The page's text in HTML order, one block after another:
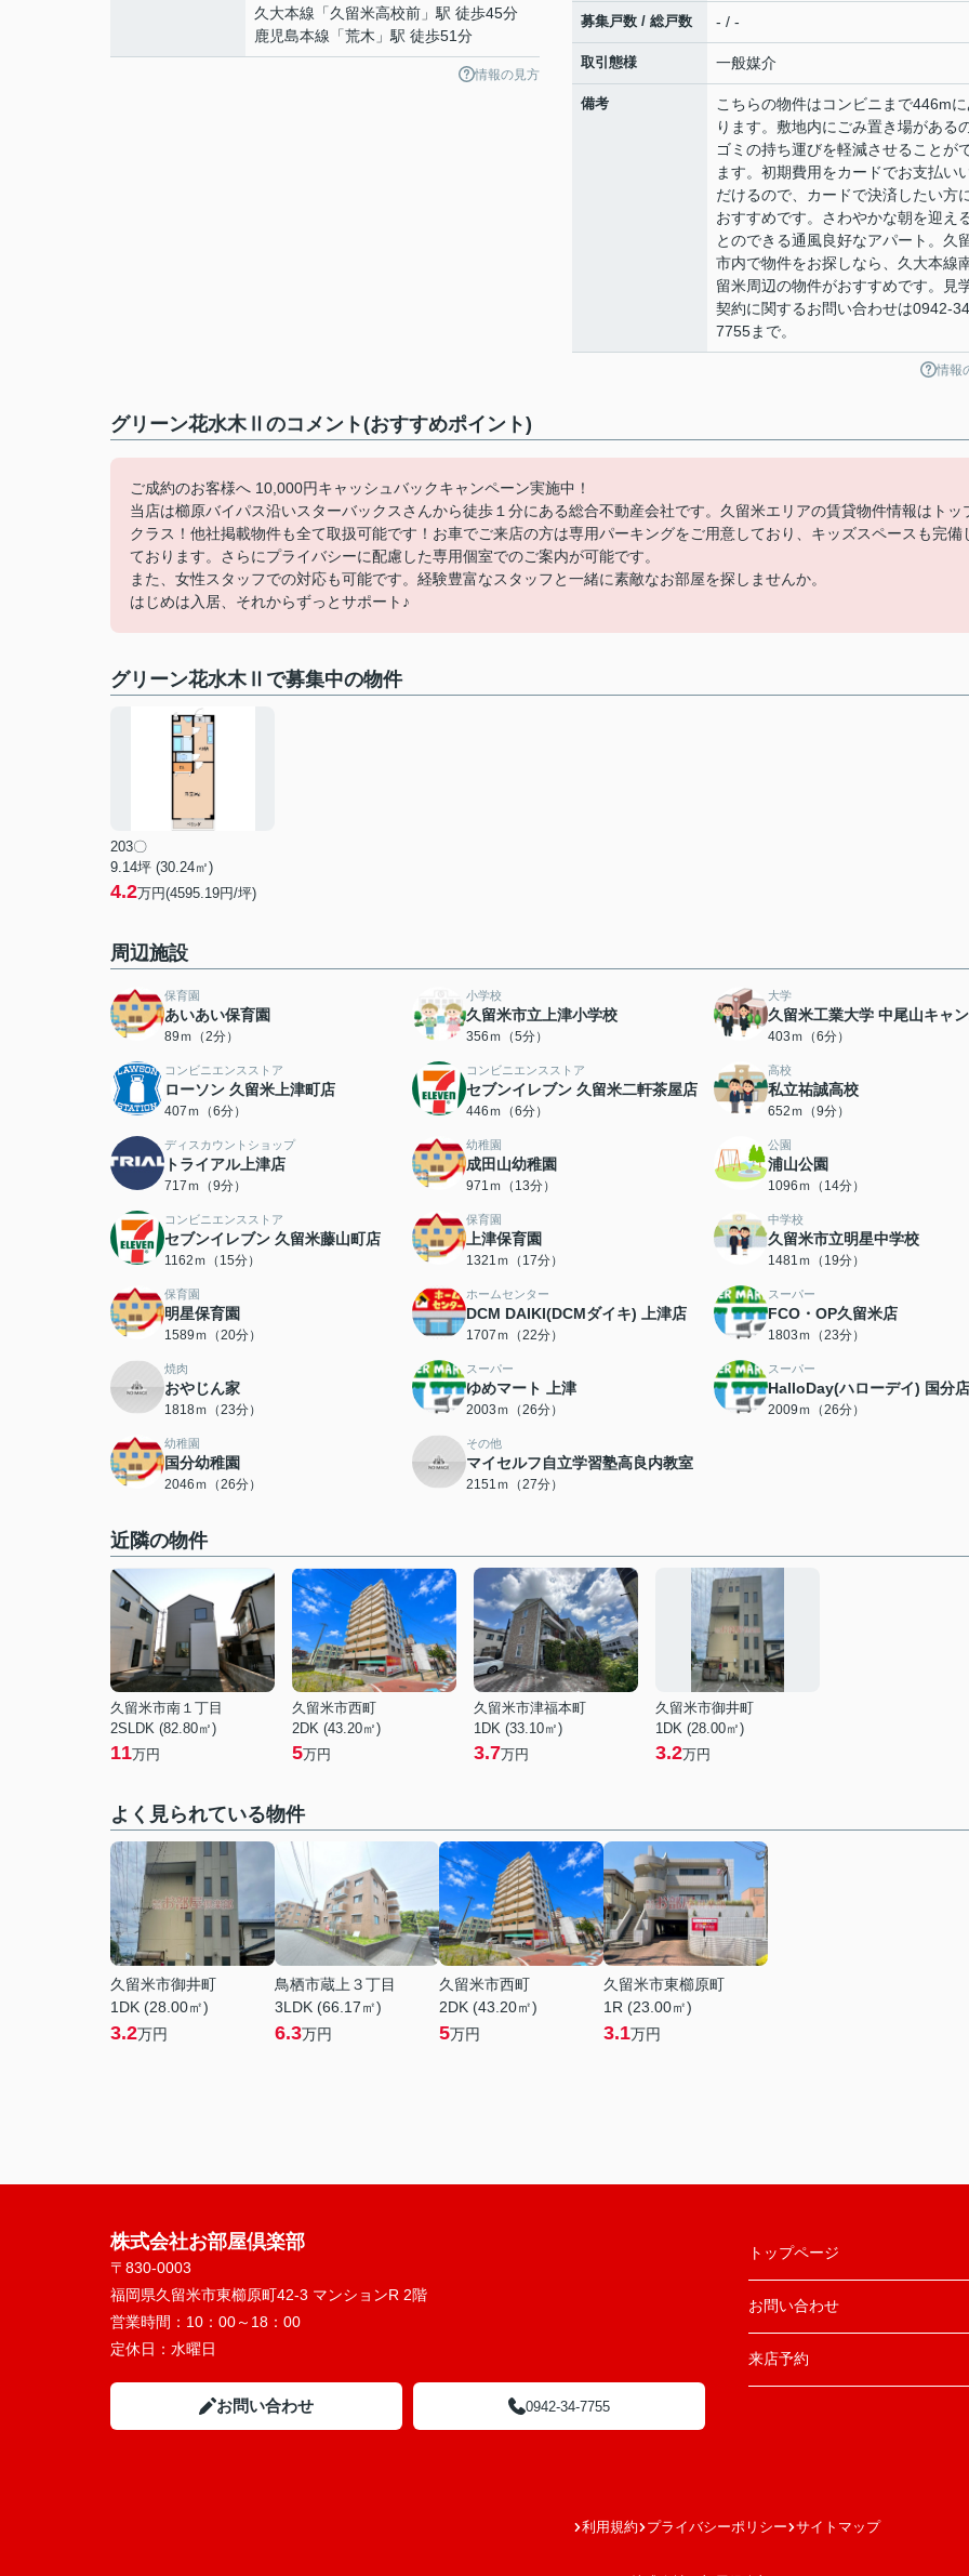
久大本線 「久留米高校前 」駅 徒歩45分
鹿児島本線 「荒木 」駅 徒歩51分
情報の見方
募集戸数 / 総戸数 - / -
取引態様 一般媒介
備考
こちらの物件はコンビニまで446m
ります。敷地内にごみ置き場がある
ゴミの持ち運びを軽減させることが
ます。初期費用をカードでお支払い
だけるので、カードで決済したい方
おすすめです。さわやかな朝を迎え
とのできる通風良好なアパート。久
市内で物件をお探しなら、久大本線
留米周辺の物件がおすすめです。見
契約に関するお問い合わせは0942-
7755まで。
情報
グリーン花水木Ⅱのコメント(おすすめポイント)
ご成約のお客様へ 10,000円キャッシュバックキャンペーン実施中！
当店は櫛原バイパス沿いスターバックスさんから徒歩１分にある総合不動産会社です。久留米エリアの賃貸物件情報はトッ
クラス！他社掲載物件も全て取扱可能です！お車でご来店の方は専用パーキングをご用意しており、キッズスペースも完備
ております。さらにプライバシーに配慮した専用個室でのご案内が可能です。
また、女性スタッフでの対応も可能です。経験豊富なスタッフと一緒に素敵なお部屋を探しませんか。
はじめは入居、それからずっとサポート♪
グリーン花水木Ⅱで募集中の物件
203〇
9.14坪 (30.24㎡)
4.2万円(4595.19円/坪)
周辺施設
保育園
あいあい保育園
89ｍ（2分）
小学校
久留米市立上津小学校
356ｍ（5分）
大学
久留米工業大学 中尾山キャ
403ｍ（6分）
コンビニエンスストア
ローソン 久留米上津町店
407ｍ（6分）
コンビニエンスストア
セブンイレブン 久留米二軒茶屋店
446ｍ（6分）
高校
私立祐誠高校
652ｍ（9分）
ディスカウントショップ
トライアル上津店
717ｍ（9分）
幼稚園
成田山幼稚園
971ｍ（13分）
公園
浦山公園
1096ｍ（14分）
コンビニエンスストア
セブンイレブン 久留米藤山町店
1162ｍ（15分）
保育園
上津保育園
1321ｍ（17分）
中学校
久留米市立明星中学校
1481ｍ（19分）
保育園
明星保育園
1589ｍ（20分）
ホームセンター
DCM DAIKI(DCMダイキ) 上津店
1707ｍ（22分）
スーパー
FCO・OP久留米店
1803ｍ（23分）
焼肉
おやじん家
1818ｍ（23分）
スーパー
ゆめマート 上津
2003ｍ（26分）
スーパー
HalloDay(ハローデイ) 国分店
2009ｍ（26分）
幼稚園
国分幼稚園
2046ｍ（26分）
その他
マイセルフ自立学習塾高良内教室
2151ｍ（27分）
近隣の物件
久留米市南１丁目
2SLDK (82.80㎡)
11万円
久留米市西町
2DK (43.20㎡)
5万円
久留米市津福本町
1DK (33.10㎡)
3.7万円
久留米市御井町
1DK (28.00㎡)
3.2万円
よく見られている物件
久留米市御井町
1DK (28.00㎡)
3.2万円
鳥栖市蔵上３丁目
3LDK (66.17㎡)
6.3万円
久留米市西町
2DK (43.20㎡)
5万円
久留米市東櫛原町
1R (23.00㎡)
3.1万円
株式会社お部屋倶楽部
〒830-0003
福岡県久留米市東櫛原町42-3 マンションR 2階
営業時間： 10：00～18：00
定休日： 水曜日
お問い合わせ 0942-34-7755
トップページ
お問い合わせ
来店予約
利用規約 プライバシーポリシー サイトマップ